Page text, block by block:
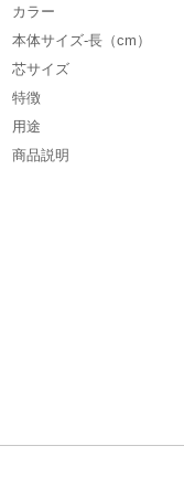
カラー
本体サイズ-長（cm）
芯サイズ
特徴
用途
商品説明